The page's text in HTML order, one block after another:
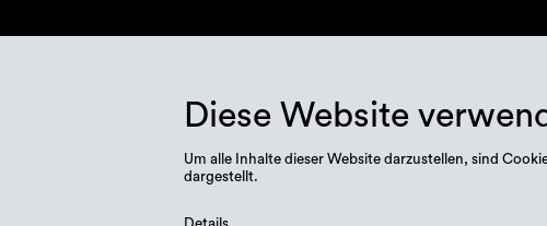
Diese Website
Um alle Inhalte dieser Website darzustellen, sind
dargestellt.